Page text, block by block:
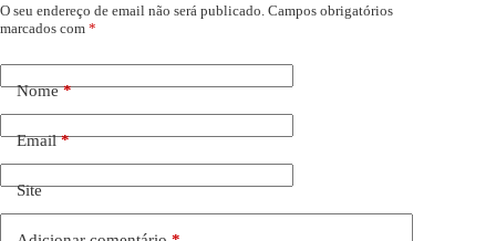
O seu endereço de email não será publicado. Campos obrigatórios
marcados com *
Nome*
Email*
Site